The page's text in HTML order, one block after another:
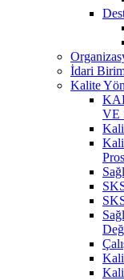
İdari
Kalite
VE